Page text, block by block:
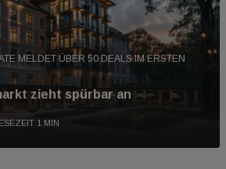
MELDET ÜBER 50 DEALS IM ERSTEN
zieht spürbar an
1 MIN